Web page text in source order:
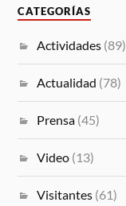
CATEGORÍAS
Actividades (89)
Actualidad (78)
Prensa (45)
Video (13)
Visitantes (61)